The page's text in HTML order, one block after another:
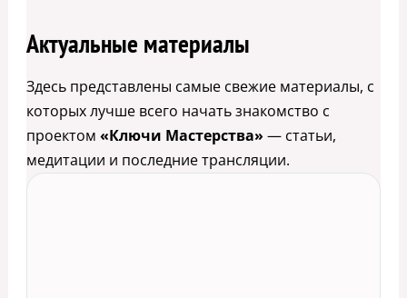
Актуальные материалы
Здесь представлены самые свежие материалы, с
которых лучше всего начать знакомство с
проектом «Ключи Мастерства» — статьи,
медитации и последние трансляции.